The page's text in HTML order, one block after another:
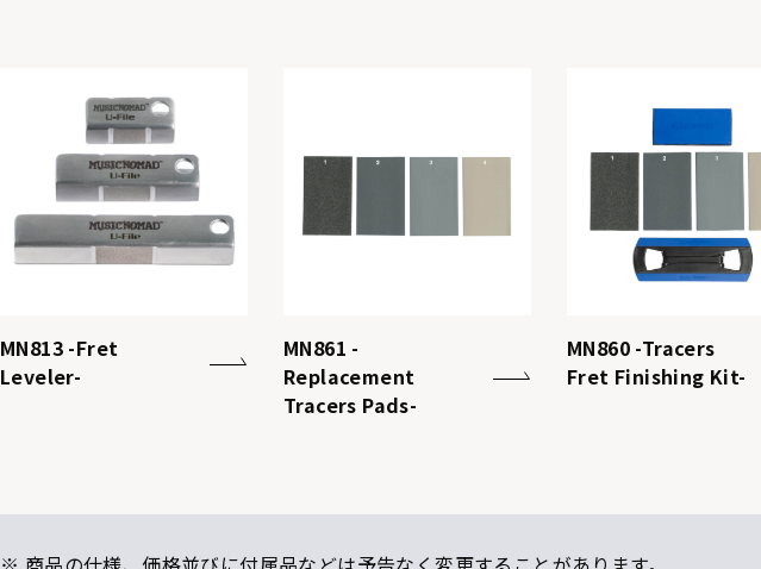
MN813 -Fret
Leveler-
MN861 -
Replacement
Tracers Pads-
MN860 -Tracers
Fret Finishing Kit-